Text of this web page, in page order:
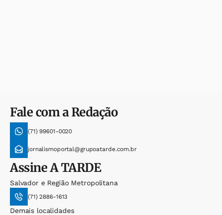
Fale com a Redação
(71) 99601-0020
jornalismoportal@grupoatarde.com.br
AssineA TARDE
Salvador e Região Metropolitana
(71) 2886-1613
Demais localidades